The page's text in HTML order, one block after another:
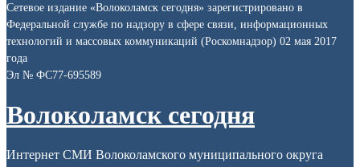
Сетевое издание «Волоколамск сегодня» зарегистрировано в
Федеральной службе по надзору в сфере связи, информационных
технологий и массовых коммуникаций (Роскомнадзор) 02 мая 2017
года
Эл № ФС77-695589
Волоколамск сегодня
Интернет СМИ Волоколамского муниципального округа